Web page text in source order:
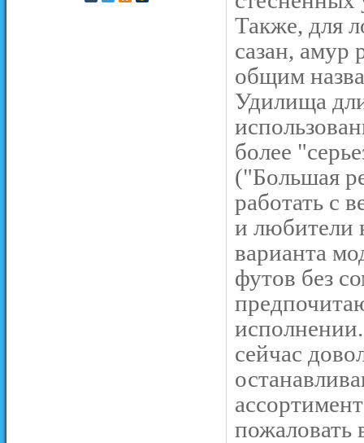
Также, для
сазан, амур
общим
Удилища
более
("Большая
работать с
и любители
варианта
футов без
сейчас
пожаловать